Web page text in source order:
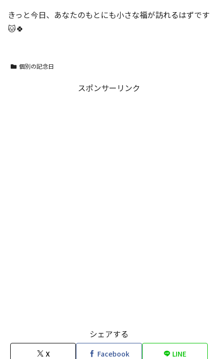
きっと今日、あなたのもとにも小さな福が訪れるはずです
🐱🍀
個別の記念日
スポンサーリンク
シェアする
X Facebook LINE